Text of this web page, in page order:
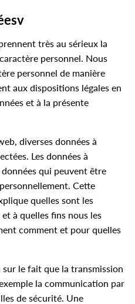
très au sérieux la
personnel. Nous
personnel de manière
aux dispositions légales en
et à la présente
diverses données à
Les données à
qui peuvent être
Cette
quelles sont les
à quelles fins nous les
comment et pour quelles
le fait que la transmission
la communication par
de sécurité. Une